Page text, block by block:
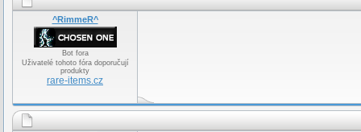
^RimmeR^
Bot fora
Uživatelé tohoto fóra doporučují
produkty
rare-items.cz